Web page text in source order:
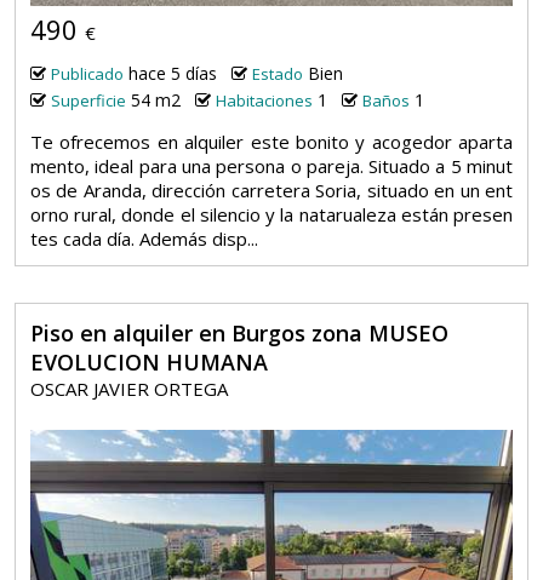
490 €
Publicado hace 5 días Estado Bien
Superficie 54 m2 Habitaciones 1 Baños 1
Te ofrecemos en alquiler este bonito y acogedor aparta
mento, ideal para una persona o pareja. Situado a 5 minut
os de Aranda, dirección carretera Soria, situado en un ent
orno rural, donde el silencio y la natarualeza están presen
tes cada día. Además disp...
Piso en alquiler en Burgos zona MUSEO
EVOLUCION HUMANA
OSCAR JAVIER ORTEGA